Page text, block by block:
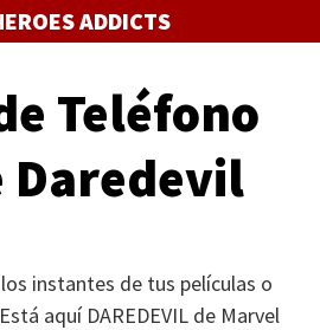
ADDICTS
Teléfono
Daredevil
instantes de tus películas o
aquí DAREDEVIL de Marvel